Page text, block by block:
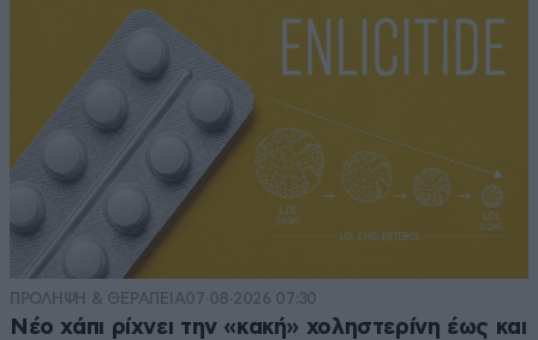
ΠΡΟΛΗΨΗ & ΘΕΡΑΠΕΙΑ07·08·2026 07:30
Νέο χάπι ρίχνει την «κακή» χοληστερίνη έως και